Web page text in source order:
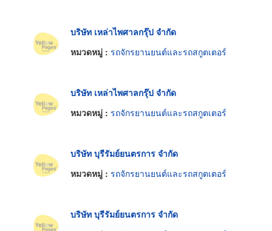
บริษัท เหล่าไพศาลกรุ๊ป จำกัด
หมวดหมู่ : รถจักรยานยนต์และรถสกูตเตอร์
บริษัท เหล่าไพศาลกรุ๊ป จำกัด
หมวดหมู่ : รถจักรยานยนต์และรถสกูตเตอร์
บริษัท บุรีรัมย์ยนตรการ จำกัด
หมวดหมู่ : รถจักรยานยนต์และรถสกูตเตอร์
บริษัท บุรีรัมย์ยนตรการ จำกัด